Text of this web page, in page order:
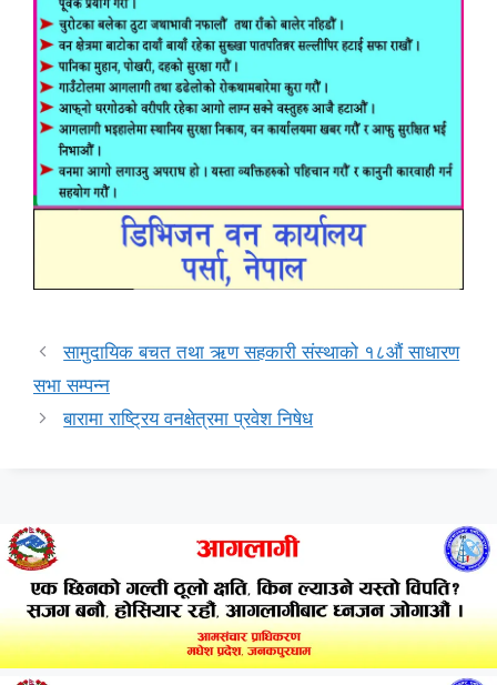
सामुदायिक बचत तथा ऋण सहकारी संस्थाको १८औं साधारण
सभा सम्पन्न
बारामा राष्ट्रिय वनक्षेत्रमा प्रवेश निषेध